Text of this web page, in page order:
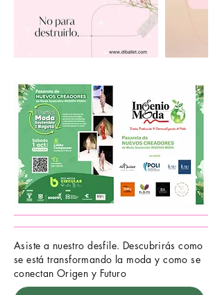
Asiste a nuestro desfile. Descubrirás como
seestá transformando la moda y como se
conectan Origen y Futuro